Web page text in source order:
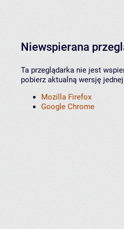
Niewspierana
Ta przeglądarka nie jest
pobierz aktualną wersję
Mozilla Firefox
Google Chrome